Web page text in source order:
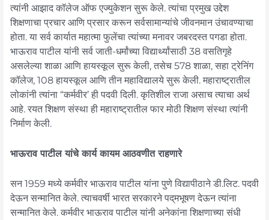
त्यांनी आझाद कॉलेज ऑफ एज्युकेशन सुरू केले. त्यांचा प्रमुख उद्देश
शिक्षणाचा प्रचार आणि प्रसार करून सर्वसामान्यांचे जीवनमान उंचावण्याचा
होता. या सर्व कार्यात महात्मा फुलेंचा त्यांच्या मनावर जबरदस्त पगडा होता.
भाऊराव पाटील यांनी सर्व जाती-धर्मांच्या विद्यार्थ्यांसाठी 38 वसतिगृहे
असलेल्या शाळा आणि हायस्कूल सुरू केली, तसेच 578 शाळा, सहा ट्रेनिंग
कॉलेज, 108 हायस्कूल आणि तीन महाविद्यालये सुरू केली. महाराष्ट्रातील
लोकांनी त्यांना “कर्मवीर’ ही पदवी दिली. कृतिशील राजा असाच त्याचा अर्थ
आहे. रयत शिक्षण संस्था ही महाराष्ट्रातील फार मोठी शिक्षण संस्था त्यांनी
निर्माण केली.
भाऊराव पाटील यांचे कार्य कायम आठवणीत राहणारे
सन 1959 मध्ये कर्मवीर भाऊराव पाटील यांना पुणे विद्यापीठाने डी.लिट. पदवी
देऊन सन्मानित केले. त्याचवर्षी भारत सरकारने पद्‌मभूषण देऊन त्यांना
सन्मानित केले. कर्मवीर भाऊराव पाटील यांनी अनेकांना शिक्षणाच्या संधी